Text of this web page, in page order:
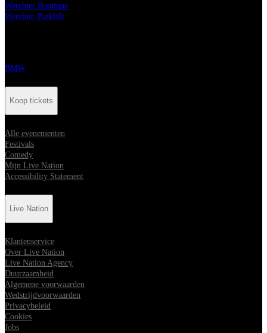
Werchter Boutique
Werchter Parklife
BMW
Koop tickets
Alle evenementen
Festivals
Comedy
Mijn Live Nation
Accessibility Statement
Live Nation
Klantenservice
Over Live Nation
Live Nation Agency
Duurzaamheid
Algemene voorwaarden
Wedstrijdvoorwaarden
Privacybeleid
Cookies
Jobs